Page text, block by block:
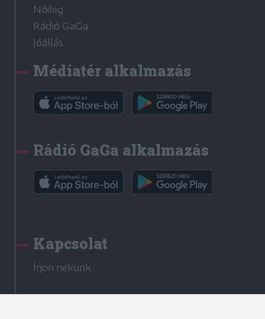
Nőileg
Rádió GaGa
Jóállás
Médiatér alkalmazás
Rádió GaGa alkalmazás
Kapcsolat
Írjon nekünk